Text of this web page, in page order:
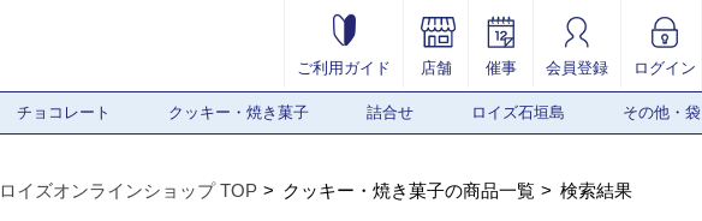
ご利用ガイド 店舗 催事 会員登録 ログイン
チョコレート クッキー・焼き菓子 詰合せ ロイズ石垣島 その他・袋
ロイズオンラインショップ TOP クッキー・焼き菓子の商品一覧 検索結果